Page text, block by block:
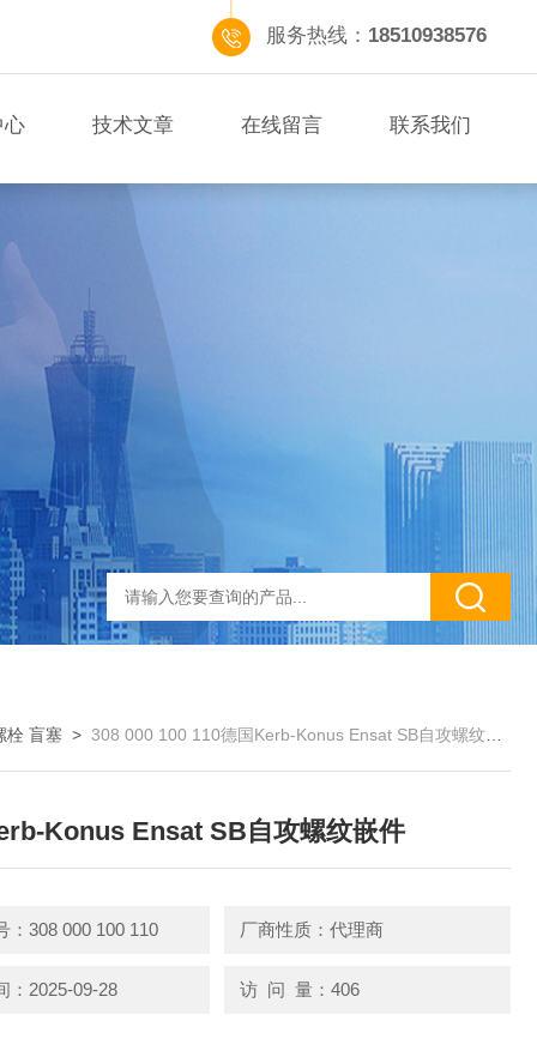
服务热线： 18510938576
心 技术文章 在线留言 联系我们
栓 盲塞 >308 000 100 110德国Kerb-Konus Ensat SB自攻螺纹嵌件
Konus Ensat SB自攻螺纹嵌件
：308 000 100 110 厂商性质：代理商
：2025-09-28 访 问 量：406